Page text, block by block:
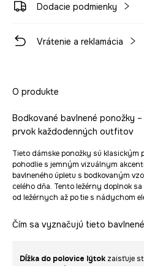
Dodacie podmienky
Vrátenie a reklamácia
O produkte
Bodkované bavlnené ponožky
prvok každodenných outfitov
Tieto dámske ponožky sú klasickým
pohodlie s jemným vizuálnym
bavlneného úpletu s bodkovaným
celého dňa. Tento ležérny doplnok
od ležérnych až po tie s nádychom
Čím sa vyznačujú tieto
Dĺžka do polovice lýtok zaisťuje